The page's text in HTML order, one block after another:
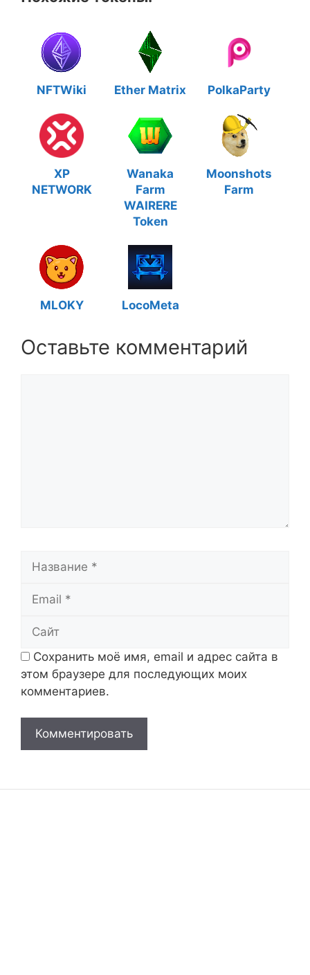
NFTWiki Ether Matrix PolkaParty
XP
NETWORK
Wanaka
Farm
WAIRERE
Token
Moonshots
Farm
MLOKY LocoMeta
Оставьте комментарий
Сохранить моё имя, email и адрес сайта в
этом браузере для последующих моих
комментариев.